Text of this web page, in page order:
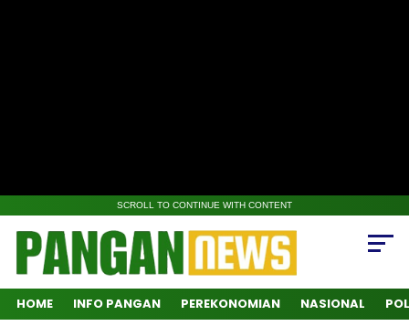
SCROLL TO CONTINUE WITH CONTENT
HOME INFO PANGAN PEREKONOMIAN NASIONAL